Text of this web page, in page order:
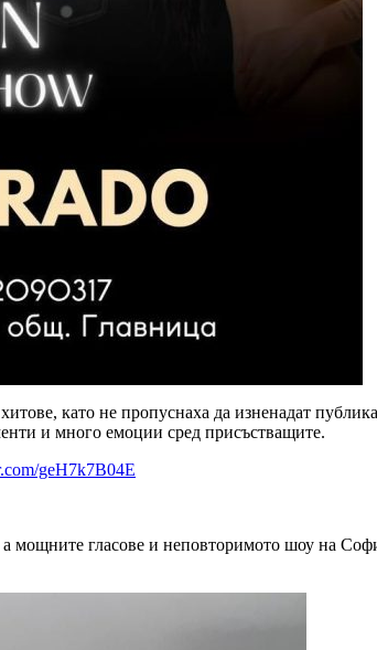
като не пропуснаха да изненадат
и много емоции сред присъстващите.
geH7k7B04E
мощните гласове и неповторимото шоу на